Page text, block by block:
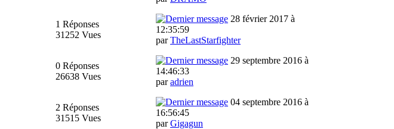
1 Réponses
31252 Vues
28 février 2017 à
12:35:59
parTheLastStarfighter
0 Réponses
26638 Vues
29 septembre 2016 à
14:46:33
paradrien
2 Réponses
31515 Vues
04 septembre 2016 à
16:56:45
parGigagun